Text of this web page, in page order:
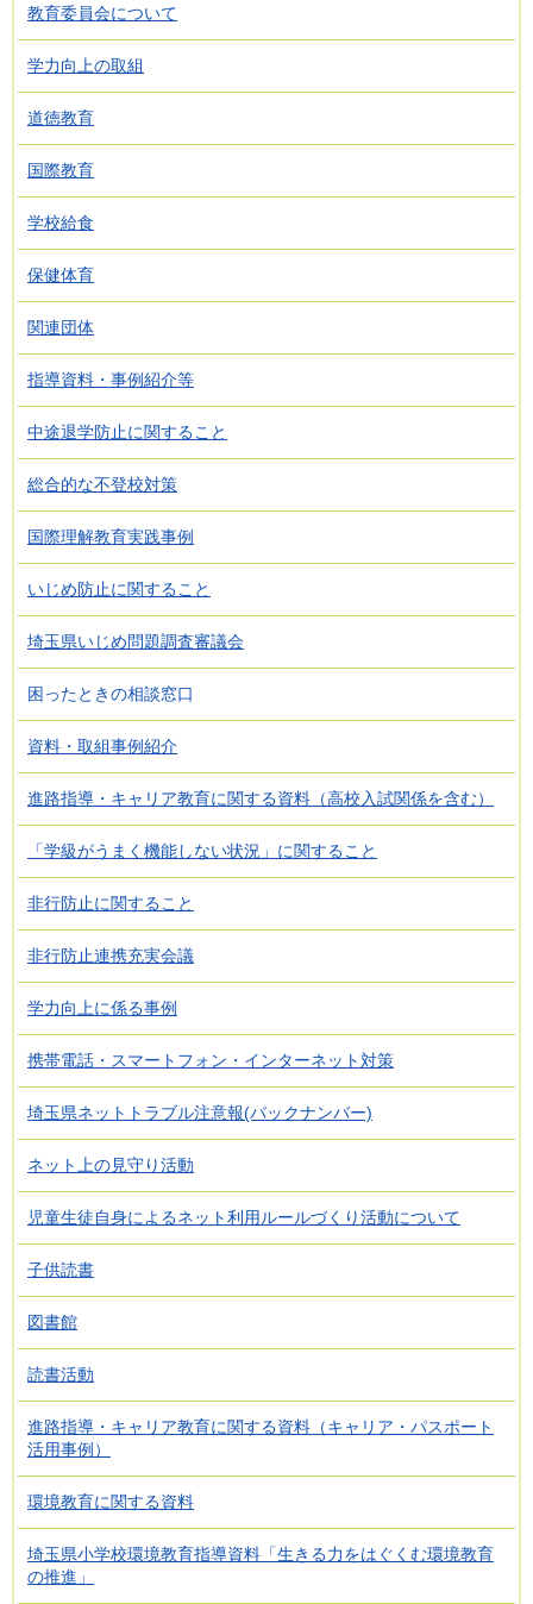
教育委員会について
学力向上の取組
道徳教育
国際教育
学校給食
保健体育
関連団体
指導資料・事例紹介等
中途退学防止に関すること
総合的な不登校対策
国際理解教育実践事例
いじめ防止に関すること
埼玉県いじめ問題調査審議会
困ったときの相談窓口
資料・取組事例紹介
進路指導・キャリア教育に関する資料（高校入試関係を含む）
「学級がうまく機能しない状況」に関すること
非行防止に関すること
非行防止連携充実会議
学力向上に係る事例
携帯電話・スマートフォン・インターネット対策
埼玉県ネットトラブル注意報(バックナンバー)
ネット上の見守り活動
児童生徒自身によるネット利用ルールづくり活動について
子供読書
図書館
読書活動
進路指導・キャリア教育に関する資料（キャリア・パスポート
活用事例）
環境教育に関する資料
埼玉県小学校環境教育指導資料「生きる力をはぐくむ環境教育
の推進」